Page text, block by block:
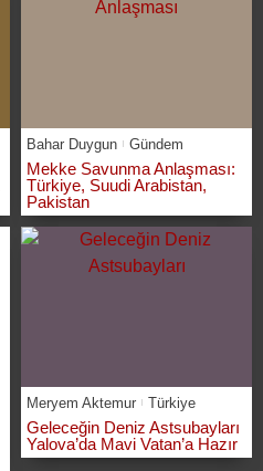
Bahar Duygun Gündem
Mekke Savunma Anlaşması:
Türkiye, Suudi Arabistan,
Pakistan
Meryem Aktemur Türkiye
Geleceğin Deniz Astsubayları
Yalova’da Mavi Vatan’a Hazır